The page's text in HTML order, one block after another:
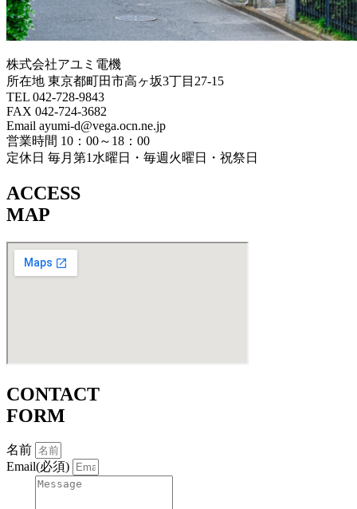
株式会社アユミ電機
所在地 東京都町田市高ヶ坂3丁目27‐15
TEL 042-728-9843
FAX 042-724-3682
Email ayumi-d@vega.ocn.ne.jp
営業時間 10：00～18：00
定休日 毎月第1水曜日・毎週火曜日・祝祭日
ACCESS
MAP
CONTACT
FORM
名前
Email(必須)